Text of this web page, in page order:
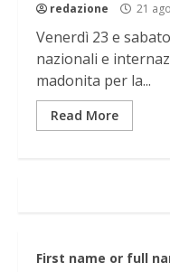
redazione 21
Venerdì 23 e
nazionali e
madonita per la...
Read More
First name or full